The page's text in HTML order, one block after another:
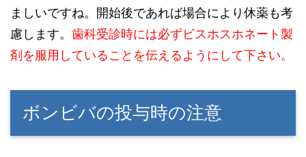
ましいですね。開始後であれば場合により休薬も考
慮します。 歯科受診時には必ずビスホスホネート製
剤を服用していることを伝えるようにして下さい。
ボンビバの投与時の注意